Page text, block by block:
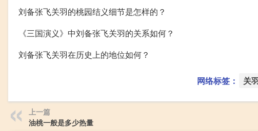
刘备张飞关羽的桃园结义细节是怎样的？
《三国演义》中刘备张飞关羽的关系如何？
刘备张飞关羽在历史上的地位如何？
网络标签： 关
上一篇
油桃一般是多少热量